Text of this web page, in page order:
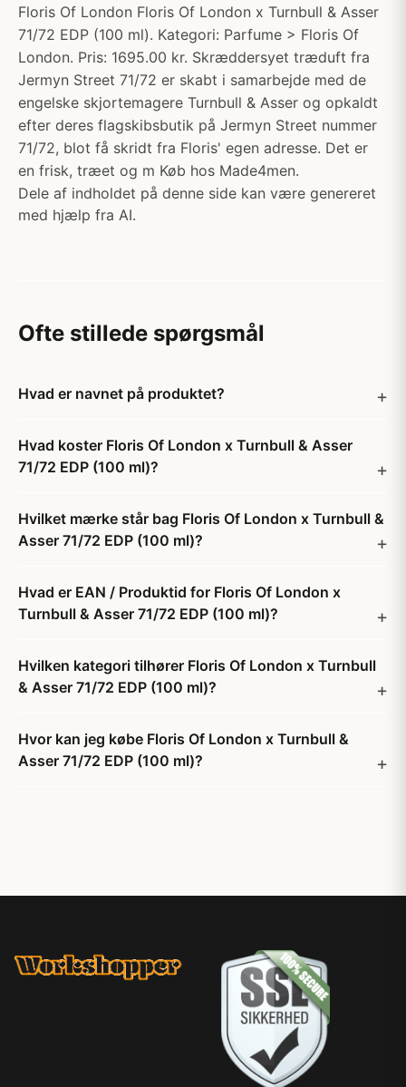
Floris Of London Floris Of London x Turnbull & Asser
71/72 EDP (100 ml). Kategori: Parfume > Floris Of
London. Pris: 1695.00 kr. Skræddersyet træduft fra
Jermyn Street 71/72 er skabt i samarbejde med de
engelske skjortemagere Turnbull & Asser og opkaldt
efter deres flagskibsbutik på Jermyn Street nummer
71/72, blot få skridt fra Floris' egen adresse. Det er
en frisk, træet og m Køb hos Made4men.
Dele af indholdet på denne side kan være genereret
med hjælp fra AI.
Ofte stillede spørgsmål
Hvad er navnet på produktet?
Hvad koster Floris Of London x Turnbull & Asser
71/72 EDP (100 ml)?
Hvilket mærke står bag Floris Of London x Turnbull &
Asser 71/72 EDP (100 ml)?
Hvad er EAN / Produktid for Floris Of London x
Turnbull & Asser 71/72 EDP (100 ml)?
Hvilken kategori tilhører Floris Of London x Turnbull
& Asser 71/72 EDP (100 ml)?
Hvor kan jeg købe Floris Of London x Turnbull &
Asser 71/72 EDP (100 ml)?